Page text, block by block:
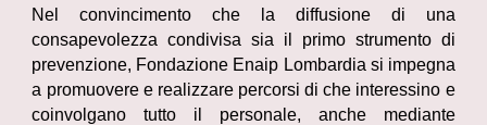
Nel convincimento che la diffusione di una
consapevolezza condivisa sia il primo strumento di
prevenzione, Fondazione Enaip Lombardia si impegna
a promuovere e realizzare percorsi di che interessino e
coinvolgano tutto il personale, anche mediante